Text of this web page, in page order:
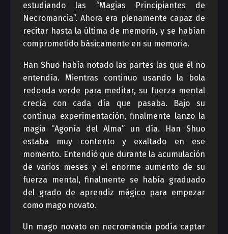
estudiando las “Magias Principiantes de
Necromancia”. Ahora era plenamente capaz de
recitar hasta la última de memoria, y se habían
comprometido básicamente en su memoria.
Han Shuo había notado las partes las que él no
entendía. Mientras continuo usando la bola
redonda verde para meditar, su fuerza mental
crecía con cada día que pasaba. Bajo su
continua experimentación, finalmente lanzo la
magia “Agonía del Alma” un día. Han Shuo
estaba muy contento y exaltado en ese
momento. Entendió que durante la acumulación
de varios meses y el enorme aumento de su
fuerza mental, finalmente se había graduado
del grado de aprendiz mágico para empezar
como mago novato.
Un mago novato en necromancia podía captar